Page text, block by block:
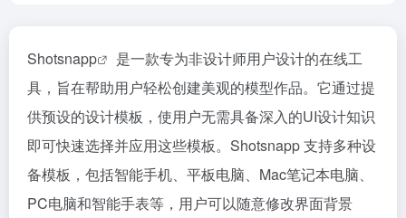
Shotsnapp
是一款专为非设计师用户设计的在线工
具，旨在帮助用户轻松创建美观的模型作品。它通过提
供预设的设计模板，使用户无需具备深入的UI设计知识
即可快速选择并应用这些模板。Shotsnapp 支持多种设
备模板，包括智能手机、平板电脑、Mac笔记本电脑、
PC电脑和智能手表等，用户可以随意修改界面背景